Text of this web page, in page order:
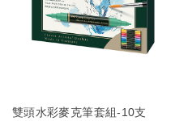
雙頭水彩麥克筆套組-10支